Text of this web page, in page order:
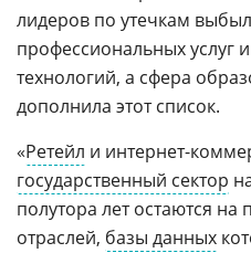
лидеров по утечкам
профессиональных
технологий, а сфера
дополнила этот список.
«Ретейл и интернет-
государственный сектор
полутора лет остаются на
отраслей, базы данных